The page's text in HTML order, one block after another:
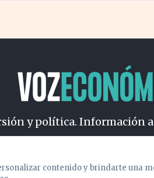
y política. Información
contenido y brindarte una